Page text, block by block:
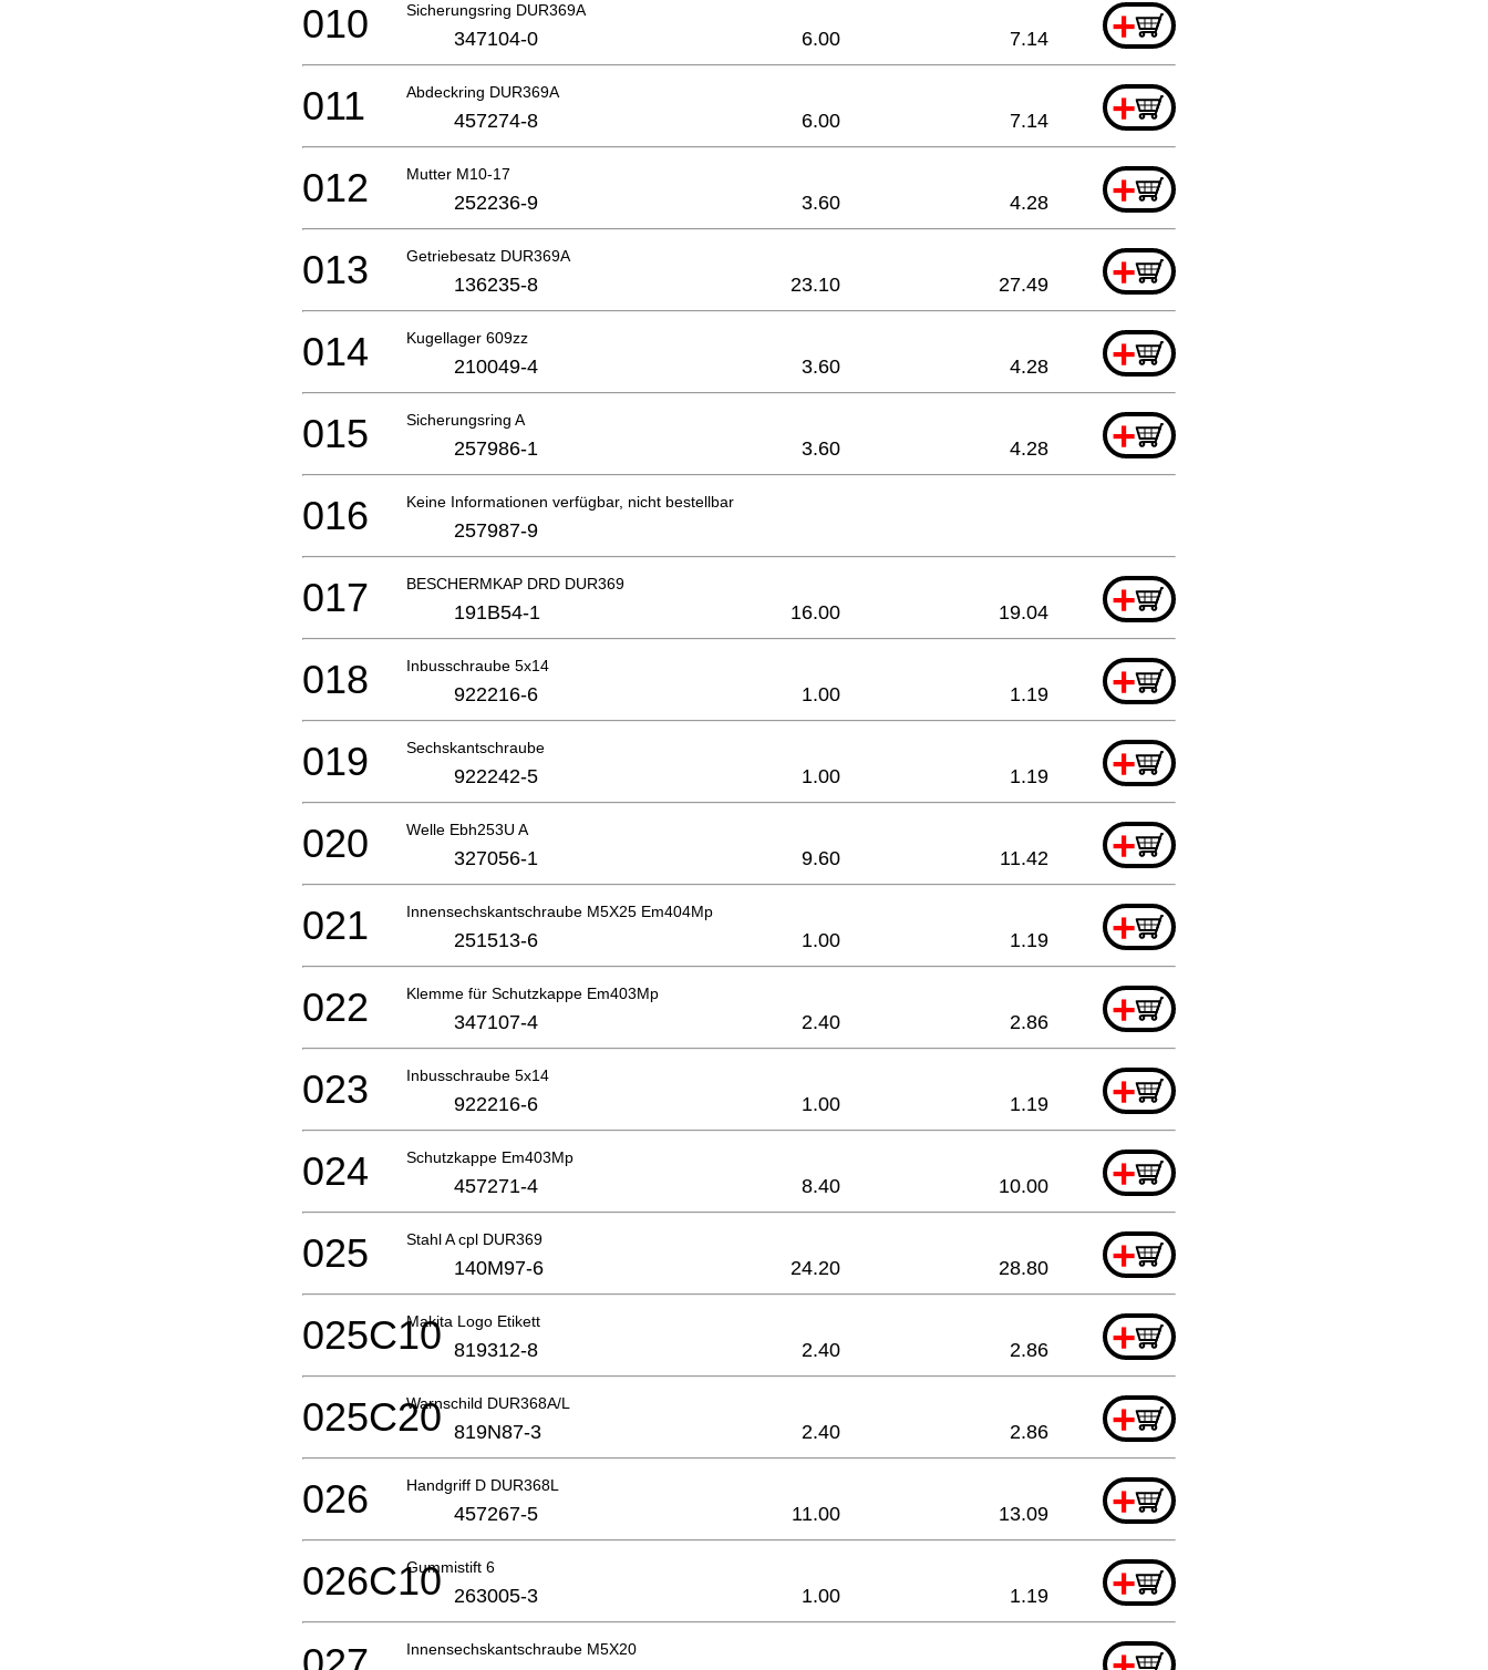
Sicherungsring DUR369A +
010 347104-0 6.00 7.14
Abdeckring DUR369A +
011 457274-8 6.00 7.14
Mutter M10-17 +
012 252236-9 3.60 4.28
Getriebesatz DUR369A +
013 136235-8 23.10 27.49
Kugellager 609zz +
014 210049-4 3.60 4.28
Sicherungsring A +
015 257986-1 3.60 4.28
Keine Informationen verfügbar, nicht bestellbar
016 257987-9
BESCHERMKAP DRD DUR369 +
017 191B54-1 16.00 19.04
Inbusschraube 5x14 +
018 922216-6 1.00 1.19
Sechskantschraube +
019 922242-5 1.00 1.19
Welle Ebh253U A +
020 327056-1 9.60 11.42
Innensechskantschraube M5X25 Em404Mp +
021 251513-6 1.00 1.19
Klemme für Schutzkappe Em403Mp +
022 347107-4 2.40 2.86
Inbusschraube 5x14 +
023 922216-6 1.00 1.19
Schutzkappe Em403Mp +
024 457271-4 8.40 10.00
Stahl A cpl DUR369 +
025 140M97-6 24.20 28.80
Makita Logo Etikett +
025C10 819312-8 2.40 2.86
Warnschild DUR368A/L +
025C20 819N87-3 2.40 2.86
Handgriff D DUR368L +
026 457267-5 11.00 13.09
Gummistift 6 +
026C10 263005-3 1.00 1.19
Innensechskantschraube M5X20